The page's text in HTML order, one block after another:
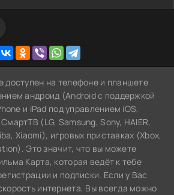
доступен на телефоне и планшете
андроид (Android с поддержкой
и iPad под управлением iOS,
(LG, Samsung, Sony, HAIER,
Xiaomi), игровых приставках (Xbox,
Это значит, что вы можете
Карта, которая ведёт к тебе
и подписки. Если у Вас
интернета, Вы всегда можно